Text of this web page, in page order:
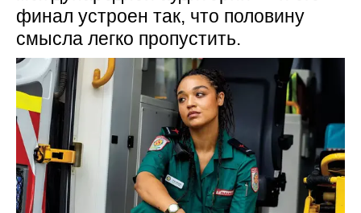
финал устроен так, что половину
смысла легко пропустить.